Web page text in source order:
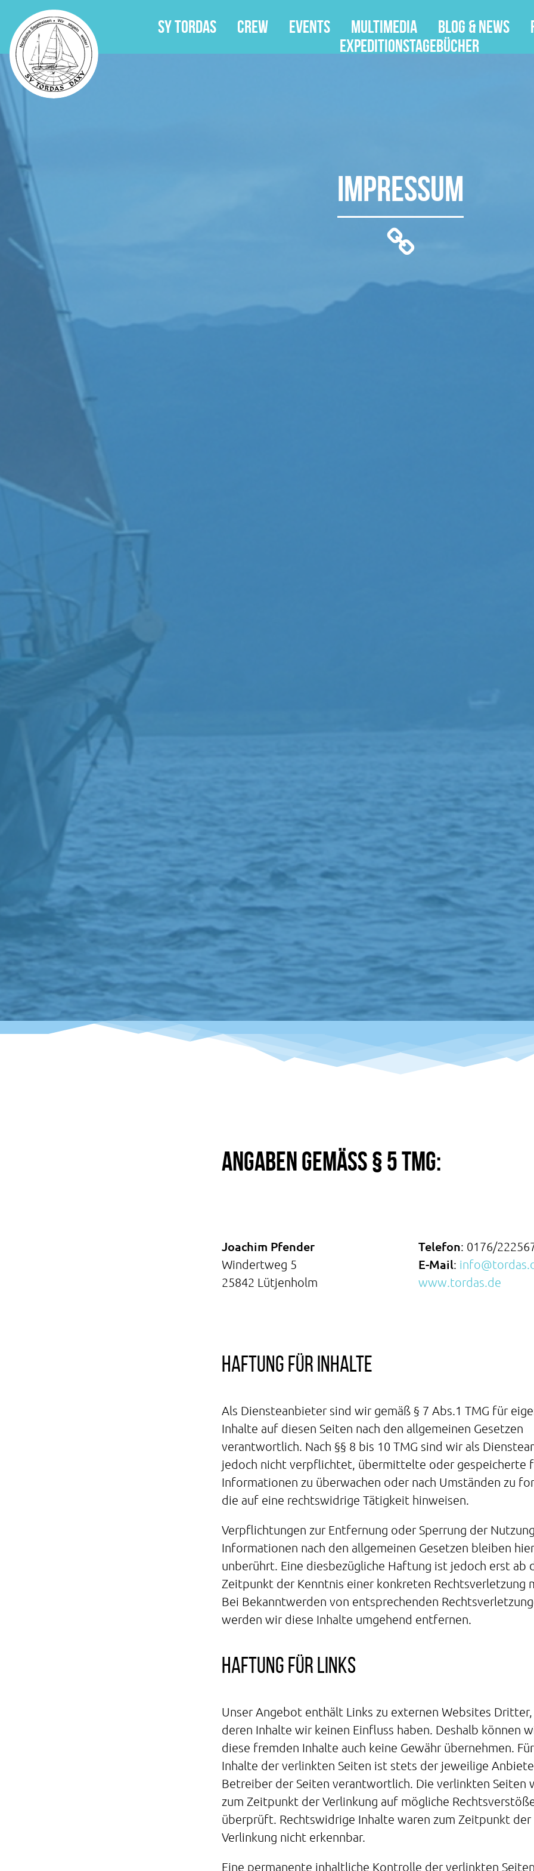
SY Tordas
SY Tordas Crew Events Multimedia Blog & News
Expeditionstagebücher
Impressum
Angaben gemäß § 5 TMG:
Joachim Pfender
Windertweg 5
25842 Lütjenholm
Telefon: 0176/
E-Mail:
www.tordas.de
Haftung für Inhalte
Als Diensteanbieter sind wir gemäß § 7 Abs.1 TMG für
Inhalte auf diesen Seiten nach den allgemeinen Gesetzen
verantwortlich. Nach §§ 8 bis 10 TMG sind wir als
jedoch nicht verpflichtet, übermittelte oder gespeicherte
Informationen zu überwachen oder nach Umständen zu
die auf eine rechtswidrige Tätigkeit hinweisen.
Verpflichtungen zur Entfernung oder Sperrung der
Informationen nach den allgemeinen Gesetzen bleiben
unberührt. Eine diesbezügliche Haftung ist jedoch erst ab
Zeitpunkt der Kenntnis einer konkreten Rechtsverletzung
Bei Bekanntwerden von entsprechenden
werden wir diese Inhalte umgehend entfernen.
Haftung für Links
Unser Angebot enthält Links zu externen Websites
deren Inhalte wir keinen Einfluss haben. Deshalb können
diese fremden Inhalte auch keine Gewähr übernehmen.
Inhalte der verlinkten Seiten ist stets der jeweilige
Betreiber der Seiten verantwortlich. Die verlinkten Seiten
zum Zeitpunkt der Verlinkung auf mögliche
überprüft. Rechtswidrige Inhalte waren zum Zeitpunkt der
Verlinkung nicht erkennbar.
Eine permanente inhaltliche Kontrolle der verlinkten